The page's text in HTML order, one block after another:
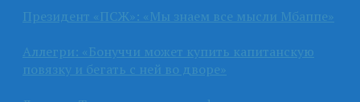
Президент «ПСЖ»: «Мы знаем все мысли Мбаппе»
Аллегри: «Бонуччи может купить капитанскую
повязку и бегать с ней во дворе»